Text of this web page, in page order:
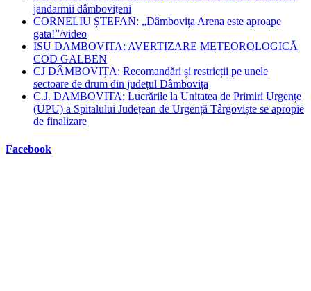
jandarmii dâmbovițeni
CORNELIU ȘTEFAN: „Dâmbovița Arena este aproape
gata!”/video
ISU DAMBOVITA: AVERTIZARE METEOROLOGICĂ
COD GALBEN
CJ DÂMBOVIȚA: Recomandări și restricții pe unele
sectoare de drum din județul Dâmbovița
C.J. DAMBOVITA: Lucrările la Unitatea de Primiri Urgențe
(UPU) a Spitalului Județean de Urgență Târgoviște se apropie
de finalizare
Facebook